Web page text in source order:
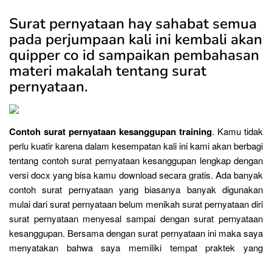
Surat pernyataan hay sahabat semua
pada perjumpaan kali ini kembali akan
quipper co id sampaikan pembahasan
materi makalah tentang surat
pernyataan.
Contoh surat pernyataan kesanggupan training. Kamu tidak
perlu kuatir karena dalam kesempatan kali ini kami akan berbagi
tentang contoh surat pernyataan kesanggupan lengkap dengan
versi docx yang bisa kamu download secara gratis. Ada banyak
contoh surat pernyataan yang biasanya banyak digunakan
mulai dari surat pernyataan belum menikah surat pernyataan diri
surat pernyataan menyesal sampai dengan surat pernyataan
kesanggupan. Bersama dengan surat pernyataan ini maka saya
menyatakan bahwa saya memiliki tempat praktek yang